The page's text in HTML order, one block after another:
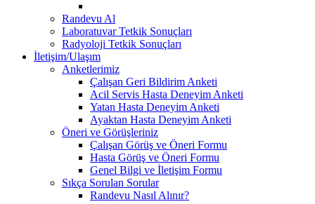
Randevu Al
Laboratuvar Tetkik Sonuçları
Radyoloji Tetkik Sonuçları
İletişim/Ulaşım
Anketlerimiz
Çalışan Geri Bildirim Anketi
Acil Servis Hasta Deneyim Anketi
Yatan Hasta Deneyim Anketi
Ayaktan Hasta Deneyim Anketi
Öneri ve Görüşleriniz
Çalışan Görüş ve Öneri Formu
Hasta Görüş ve Öneri Formu
Genel Bilgi ve İletişim Formu
Sıkça Sorulan Sorular
Randevu Nasıl Alınır?